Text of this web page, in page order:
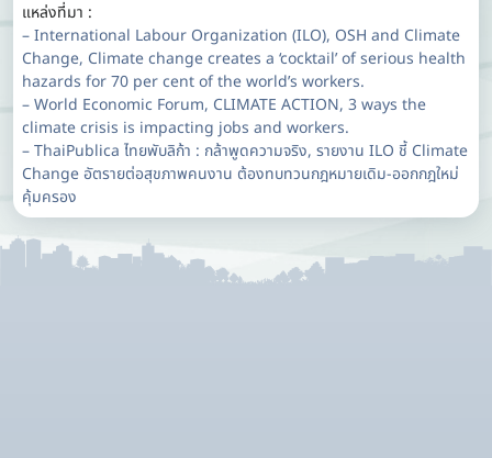
แหล่งที่มา :
– International Labour Organization (ILO), OSH and Climate
Change, Climate change creates a ‘cocktail’ of serious health
hazards for 70 per cent of the world’s workers.
– World Economic Forum, CLIMATE ACTION, 3 ways the
climate crisis is impacting jobs and workers.
– ThaiPublica ไทยพับลิก้า : กล้าพูดความจริง, รายงาน ILO ชี้ Climate
Change อัตรายต่อสุขภาพคนงาน ต้องทบทวนกฎหมายเดิม-ออกกฎใหม่
คุ้มครอง